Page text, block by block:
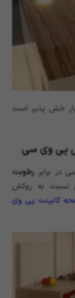
خش پذیر است
برابر رطوبت
نسبت به روکش
کابینت پی وی